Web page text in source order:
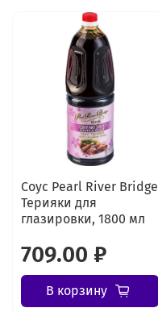
Соус Pearl River Bridge
Терияки для
глазировки, 1800 мл
709.00 ₽
В корзину